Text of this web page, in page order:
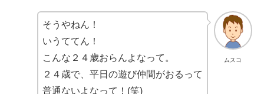
ムスコ
そうやねん！
いうててん！
こんな２４歳おらんよなって。
２４歳で、平日の遊び仲間がおるって
普通ないよなって！(笑)